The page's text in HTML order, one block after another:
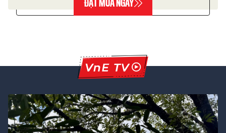
ĐẶT MUA NGAY